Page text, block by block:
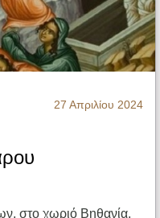
27 Απριλίου 2024
στο χωριό Βηθανία,